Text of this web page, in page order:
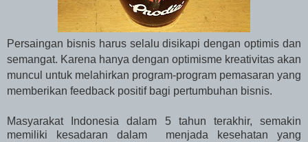
Persaingan bisnis harus selalu disikapi dengan optimis dan
semangat. Karena hanya dengan optimisme kreativitas akan
muncul untuk melahirkan program-program pemasaran yang
memberikan feedback positif bagi pertumbuhan bisnis.
Masyarakat Indonesia dalam 5 tahun terakhir, semakin
memiliki kesadaran dalam
menjada kesehatan yang